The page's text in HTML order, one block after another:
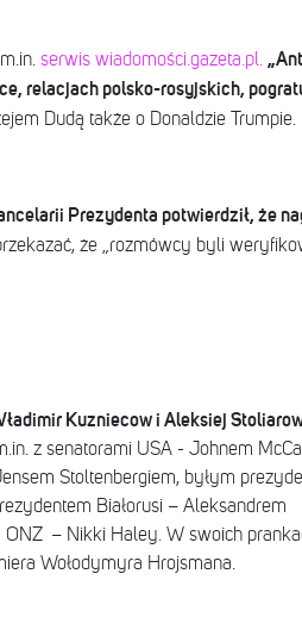
serwis wiadomości.gazeta.pl.
relacjach polsko-rosyjskich,
Dudą także o Donaldzie Trumpie.
Prezydenta potwierdził, że
że „rozmówcy byli
Kuzniecow i Aleksiej
z senatorami USA - Johnem
Stoltenbergiem, byłym
Białorusi – Aleksandrem
ONZ – Nikki Haley. W swoich
Wołodymyra Hrojsmana.